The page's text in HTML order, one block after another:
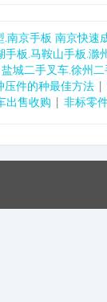
.南京手板 南京快速
手板.马鞍山手板.滁
盐城二手叉车.徐州
压件的种最佳方法 |
出售收购 | 非标零